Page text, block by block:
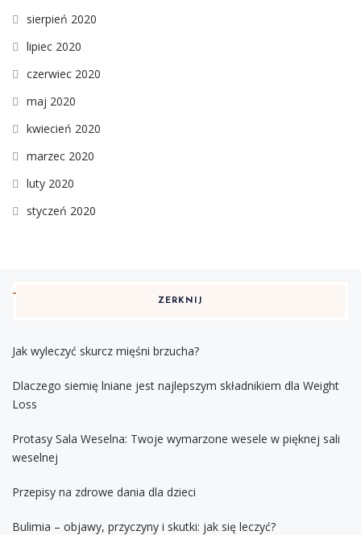
sierpień 2020
lipiec 2020
czerwiec 2020
maj 2020
kwiecień 2020
marzec 2020
luty 2020
styczeń 2020
ZERKNIJ
Jak wyleczyć skurcz mięśni brzucha?
Dlaczego siemię lniane jest najlepszym składnikiem dla Weight
Loss
Protasy Sala Weselna: Twoje wymarzone wesele w pięknej sali
weselnej
Przepisy na zdrowe dania dla dzieci
Bulimia – objawy, przyczyny i skutki: jak się leczyć?